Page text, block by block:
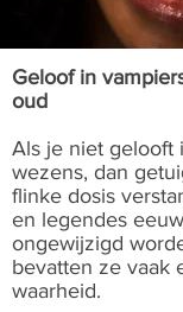
Geloof in
oud
Als je niet gelooft
wezens, dan
flinke dosis
en legendes
ongewijzigd
bevatten ze vaak
waarheid.